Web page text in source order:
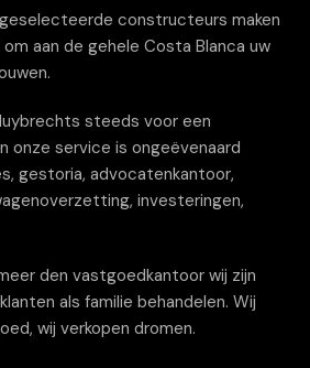
constructeurs maken
aan de gehele Costa Blanca uw
steeds voor een
onze service is ongeëvenaard
gestoria, advocatenkantoor,
investeringen,
den vastgoedkantoor wij zijn
als familie behandelen. Wij
wij verkopen dromen.